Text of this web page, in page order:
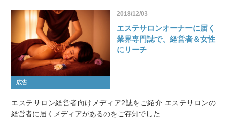
広告
2018/12/03
エステサロンオーナーに届く
業界専門誌で、経営者＆女性
にリーチ
エステサロン経営者向けメディア2誌をご紹介 エステサロンの
経営者に届くメディアがあるのをご存知でした...